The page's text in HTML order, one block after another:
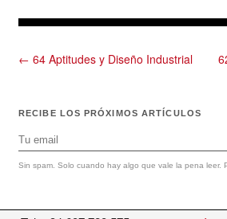
← 64 Aptitudes y Diseño Industrial
RECIBE LOS PRÓXIMOS ARTÍCULOS
Sin spam. Solo cuando hay algo que vale la pena leer.